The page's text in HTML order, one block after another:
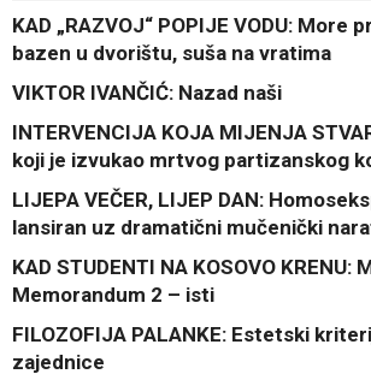
KAD „RAZVOJ“ POPIJE VODU: More
bazen u dvorištu, suša na vratima
VIKTOR IVANČIĆ: Nazad naši
INTERVENCIJA KOJA MIJENJA
koji je izvukao mrtvog partizanskog
LIJEPA VEČER, LIJEP DAN:
lansiran uz dramatični mučenički
KAD STUDENTI NA KOSOVO KRENU:
Memorandum 2 – isti
FILOZOFIJA PALANKE: Estetski
zajednice